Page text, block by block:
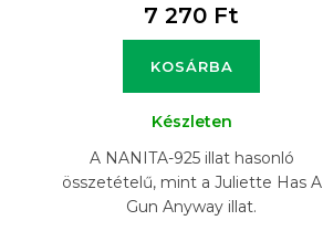
7 270 Ft
KOSÁRBA
Készleten
A NANITA-925 illat hasonló
összetételű, mint a Juliette Has A
Gun Anyway illat.